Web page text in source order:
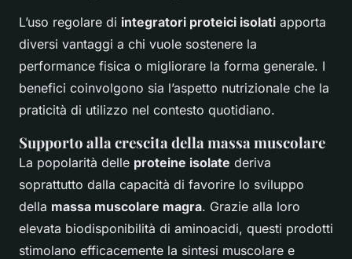
L’uso regolare di integratori proteici isolati apporta
diversi vantaggi a chi vuole sostenere la
performance fisica o migliorare la forma generale. I
benefici coinvolgono sia l’aspetto nutrizionale che la
praticità di utilizzo nel contesto quotidiano.
Supporto alla crescita della massa muscolare
La popolarità delle proteine isolate deriva
soprattutto dalla capacità di favorire lo sviluppo
della massa muscolare magra. Grazie alla loro
elevata biodisponibilità di aminoacidi, questi prodotti
stimolano efficacemente la sintesi muscolare e